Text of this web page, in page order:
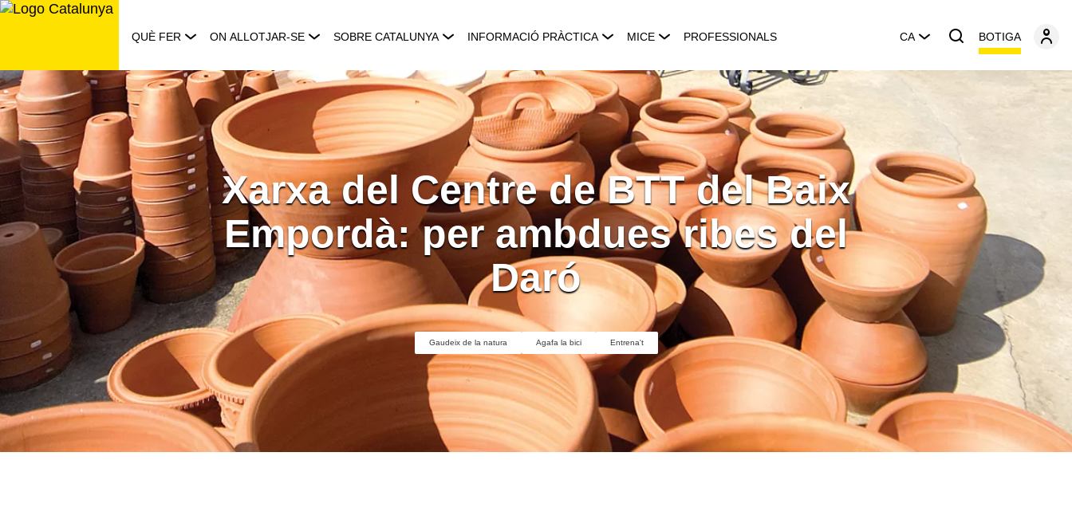
Saltar
QUÈ FER ON ALLOTJAR-SE SOBRE CATALUNYA INFORMACIÓ PRÀCTICA MICE PROFESSIONALS CA BOTIGA
Xarxa del Centre de BTT del Baix
Empordà: per ambdues ribes del
Daró
Gaudeix de la natura Agafa la bici Entrena't